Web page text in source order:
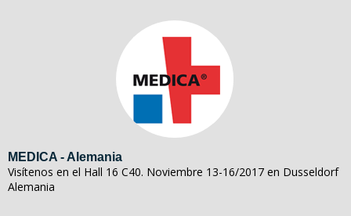
MEDICA - Alemania
Visítenos en el Hall 16 C40. Noviembre 13-16/2017 en Dusseldorf
Alemania